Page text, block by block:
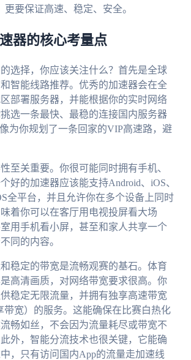
更要保证高速、稳定、安全。
器的核心考量点
选择，你应该关注什么？首先是全球
智能线路推荐。优秀的加速器会在全
部署服务器，并能根据你的实时网络
选一条最快、最稳的连接国内服务器
为你规划了一条回家的VIP高速路，避
至关重要。你很可能同时拥有手机、
好的加速器应该能支持Android、iOS、
全平台，并且允许你在多个设备上同时
着你可以在客厅用电视投屏看大场
用手机看小屏，甚至和家人共享一个
同的内容。
稳定的带宽是流畅观赛的基石。体育
高清画质，对网络带宽要求很高。你
稳定无限流量，并拥有独享高速带宽
带宽）的服务。这能确保在比赛白热化
畅如丝，不会因为流量耗尽或带宽不
外，智能分流技术也很关键，它能确
，只有访问国内App的流量走加速线